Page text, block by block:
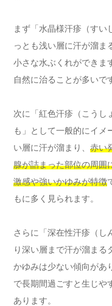
まず「水晶様汗疹（すい
っとも浅い層に汗が溜ま
小さな水ぶくれができま
自然に治ることが多いで
次に「紅色汗疹（こうし
も」として一般的にイメ
い層に汗が溜まり、 赤い
腺が詰まった部位の周囲
激感や強いかゆみが特徴
もに多く見られます。
さらに「深在性汗疹（し
り深い層まで汗が溜まる
かゆみは少ない傾向があ
で長期間過ごすと生じや
あります。